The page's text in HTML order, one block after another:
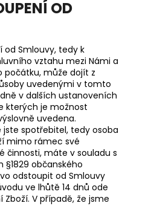
OD
od Smlouvy, tedy k
vztahu mezi Námi a
počátku, může dojít z
uvedenými v tomto
v dalších ustanoveních
kterých je možnost
uvedena.
jste spotřebitel, tedy osoba
mimo rámec své
činnosti, máte v souladu s
občanského
odstoupit od Smlouvy
ve lhůtě 14 dnů ode
Zboží. V případě, že jsme